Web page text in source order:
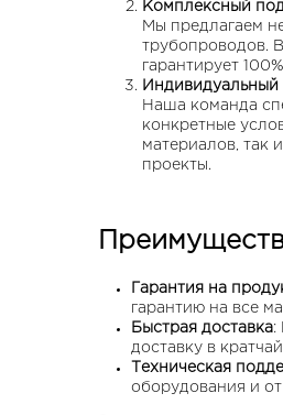
Комплексный
Мы предлагаем
трубопроводов.
гарантирует
Индивидуальный
Наша команда
конкретные
материалов, так
проекты.
Гарантия на
гарантию на все
Быстрая доставка:
доставку в
Техническая
оборудования и